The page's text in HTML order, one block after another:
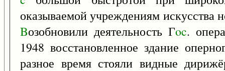
оказываемой учреждениям искусства
Bозобновили деятельность Гoc.
1948 восстановленное здание
разное время стояли видные